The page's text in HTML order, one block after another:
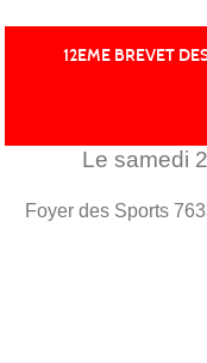
12EME BREVET
Le samedi
Foyer des Sports